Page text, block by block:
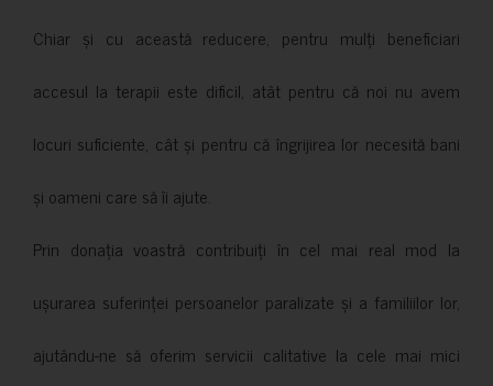
Chiar și cu această reducere, pentru mulți beneficiari
accesul la terapii este dificil, atât pentru că noi nu avem
locuri suficiente, cât și pentru că îngrijirea lor necesită bani
și oameni care să îi ajute.
Prin donația voastră contribuiți în cel mai real mod la
ușurarea suferinței persoanelor paralizate și a familiilor lor,
ajutându-ne să oferim servicii calitative la cele mai mici